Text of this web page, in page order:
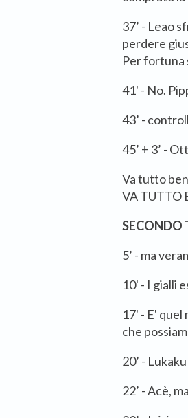
37’ - Leao
perdere
Per fortuna
41' - No.
43’ -
45’ + 3’ -
Va tutto
VA TUTTO
SECONDO
5’ - ma
10' - I gialli
17' - E'
che
20’ -
22’ - Acè,